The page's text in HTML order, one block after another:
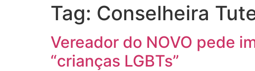
Tag: Conselheira
Vereador do NOVO pede
“crianças LGBTs”